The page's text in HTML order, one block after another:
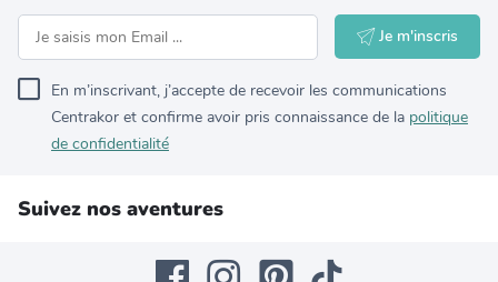
Je m'inscris
En m’inscrivant, j’accepte de recevoir les communications
Centrakor et confirme avoir pris connaissance de la politique
de confidentialité
Suivez nos aventures